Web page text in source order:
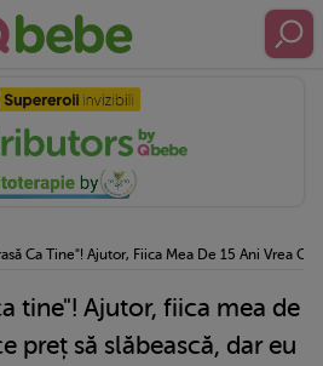
Ca Tine"! Ajutor, Fiica Mea De 15 Ani Vrea
tine"! Ajutor, fiica mea de
preț să slăbească, dar eu